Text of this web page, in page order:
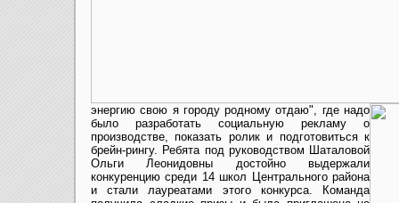
энергию свою я городу родному отдаю", где надо
было разработать социальную рекламу о
производстве, показать ролик и подготовиться к
брейн-рингу. Ребята под руководством Шаталовой
Ольги Леонидовны достойно выдержали
конкуренцию среди 14 школ Центрального района
и стали лауреатами этого конкурса. Команда